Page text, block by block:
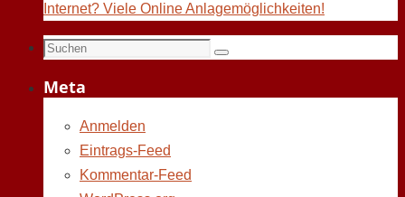
Internet? Viele Online Anlagemöglichkeiten!
Suchen
Suchen
Meta
Anmelden
Eintrags-Feed
Kommentar-Feed